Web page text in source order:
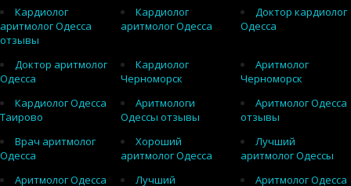
Кардиолог
аритмолог Одесса
отзывы
Кардиолог
аритмолог Одесса
Доктор кардиолог
Одесса
Доктор аритмолог
Одесса
Кардиолог
Черноморск
Аритмолог
Черноморск
Кардиолог Одесса
Таирово
Аритмологи
Одессы отзывы
Аритмолог Одесса
отзывы
Врач аритмолог
Одесса
Хороший
аритмолог Одесса
Лучший
аритмолог Одессы
Аритмолог Одесса
Лучший
Аритмолог Одесса